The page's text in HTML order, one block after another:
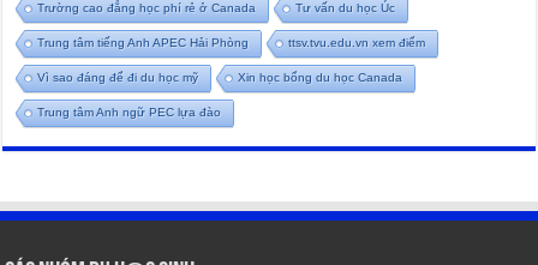
Trường cao đẳng học phí rẻ ở Canada Tư vấn du học Úc
Trung tâm tiếng Anh APEC Hải Phòng ttsv.tvu.edu.vn xem điểm
Vì sao đáng để đi du học mỹ Xin học bổng du học Canada
Trung tâm Anh ngữ PEC lựa đào